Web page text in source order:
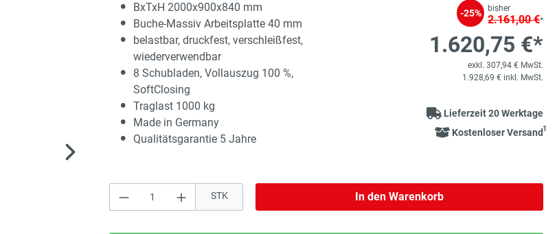
BxTxH 2000x900x840 mm
Buche-Massiv Arbeitsplatte 40 mm
belastbar, druckfest, verschleißfest,
wiederverwendbar
8 Schubladen, Vollauszug 100 %,
SoftClosing
Traglast 1000 kg
Made in Germany
Qualitätsgarantie 5 Jahre
-25% bisher
2.161,00 €*
1.620,75 €*
exkl. 307,94 € MwSt.
1.928,69 € inkl. MwSt.
Lieferzeit 20 Werktage
Kostenloser Versand1
Produkt Anzahl: Gib den gewünschten Wert ein oder
STK In den Warenkorb